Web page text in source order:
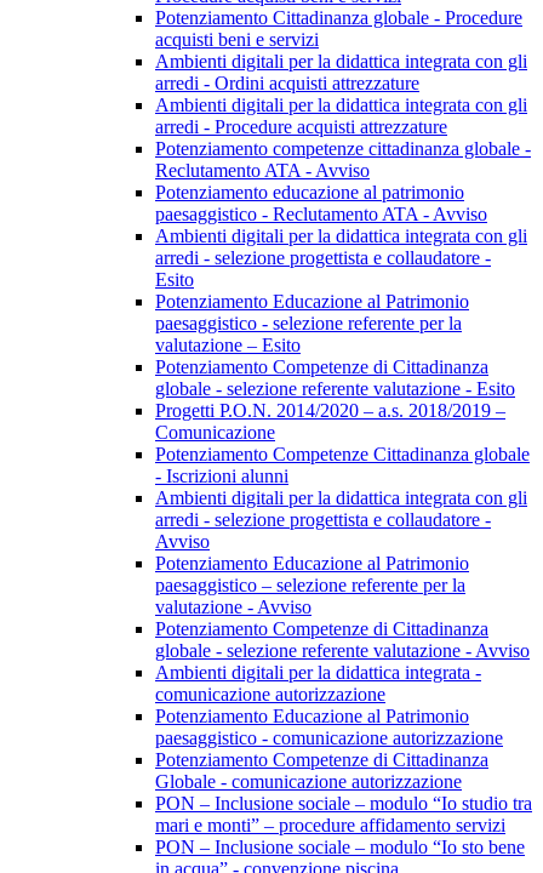
Potenziamento Cittadinanza globale - Procedure
acquisti beni e servizi
Ambienti digitali per la didattica integrata con gli
arredi - Ordini acquisti attrezzature
Ambienti digitali per la didattica integrata con gli
arredi - Procedure acquisti attrezzature
Potenziamento competenze cittadinanza globale -
Reclutamento ATA - Avviso
Potenziamento educazione al patrimonio
paesaggistico - Reclutamento ATA - Avviso
Ambienti digitali per la didattica integrata con gli
arredi - selezione progettista e collaudatore -
Esito
Potenziamento Educazione al Patrimonio
paesaggistico - selezione referente per la
valutazione – Esito
Potenziamento Competenze di Cittadinanza
globale - selezione referente valutazione - Esito
Progetti P.O.N. 2014/2020 – a.s. 2018/2019 –
Comunicazione
Potenziamento Competenze Cittadinanza globale
- Iscrizioni alunni
Ambienti digitali per la didattica integrata con gli
arredi - selezione progettista e collaudatore -
Avviso
Potenziamento Educazione al Patrimonio
paesaggistico – selezione referente per la
valutazione - Avviso
Potenziamento Competenze di Cittadinanza
globale - selezione referente valutazione - Avviso
Ambienti digitali per la didattica integrata -
comunicazione autorizzazione
Potenziamento Educazione al Patrimonio
paesaggistico - comunicazione autorizzazione
Potenziamento Competenze di Cittadinanza
Globale - comunicazione autorizzazione
PON – Inclusione sociale – modulo “Io studio tra
mari e monti” – procedure affidamento servizi
PON – Inclusione sociale – modulo “Io sto bene